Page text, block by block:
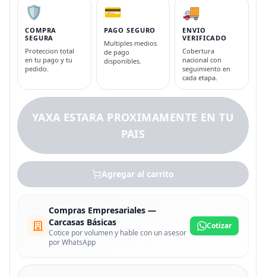
🛡️
COMPRA
SEGURA
Proteccion total
en tu pago y tu
pedido.
💳
PAGO SEGURO
Multiples medios
de pago
disponibles.
🚚
ENVIO
VERIFICADO
Cobertura
nacional con
seguimiento en
cada etapa.
YAXA ESTARA PROXIMAMENTE EN TU
PAIS
Agregar al carrito
Compras Empresariales —
Carcasas Básicas
Cotice por volumen y hable con un asesor
por WhatsApp
Cotizar